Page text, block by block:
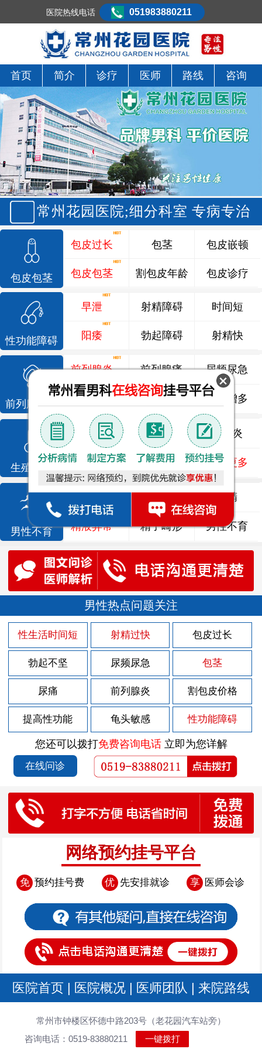
首页 简介 诊疗 医师 路线 咨询
常州花园医院;细分科室 专病专治
包皮包茎
包皮过长
包皮包茎
包茎
割包皮年龄
包皮嵌顿
包皮诊疗
性功能障碍
早泄
阳痿
射精障碍
勃起障碍
时间短
射精快
前列腺疾病
前列腺炎 前列腺痛 尿频尿急
前列腺增生 排尿不畅 夜尿增多
生殖感染
龟头炎 睾丸炎 尿道炎
尿相关 泌尿感染 了解更多
男性不育
死精 少精 弱精
精液异常 精子畸形 男性不育
男性热点问题关注
性生活时间短 射精过快 包皮过长
勃起不坚 尿频尿急 包茎
尿痛 前列腺炎 割包皮价格
提高性功能 龟头敏感 性功能障碍
您还可以拨打免费咨询电话立即为您详解
在线问诊
网络预约挂号平台
免 预约挂号费 优 先安排就诊 享 医师会诊
医院首页 | 医院概况 | 医师团队 | 来院路线
常州市钟楼区怀德中路203号（老花园汽车站旁）
咨询电话：0519-83880211
一键拨打
医院热线电话 051983880211